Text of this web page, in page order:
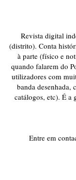
Revista digital
(distrito). Conta
à parte (físico e
quando falarem do
utilizadores com
banda desenhada,
catálogos, etc). É a
Entre em